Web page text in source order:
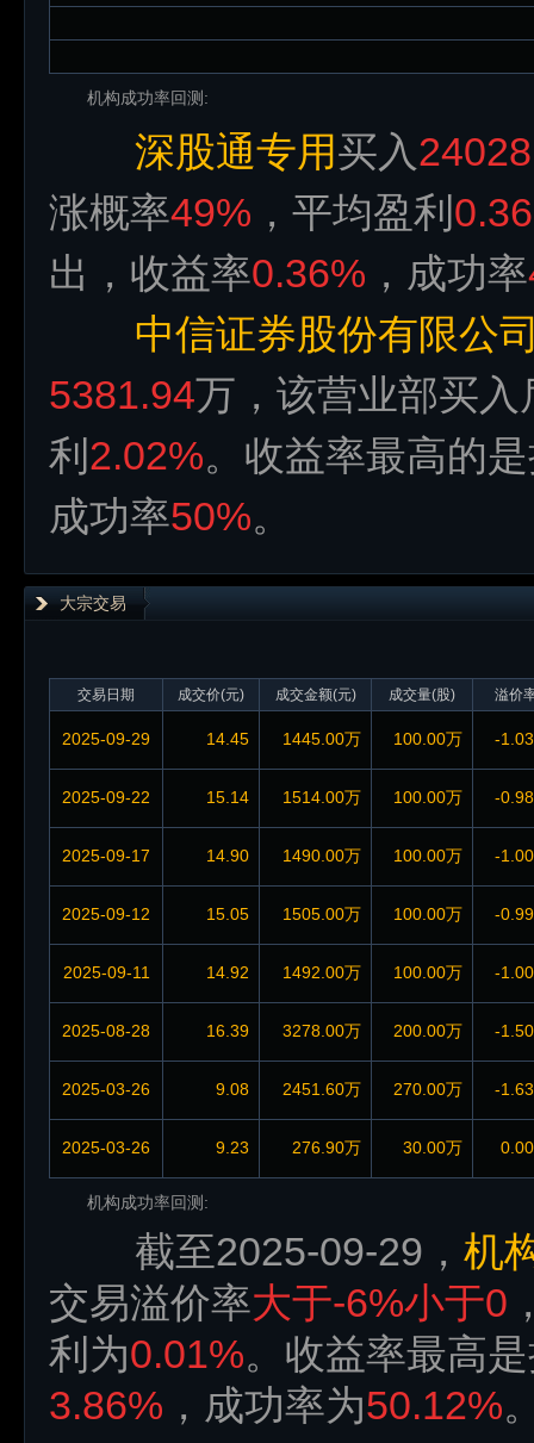
机构成功率回测:
深股通专用买入
涨概率49% ，平均盈利
出，收益率0.36% ，成功率
中信证券股份有限公
5381.94万，该营业部买
利 2.02%。收益率最高的
成功率50%。
大宗交易
交易日期 成交价(元) 成交金额(元) 成交量(股) 溢价
2025-09-29 14.45 1445.00万 100.00万 -
2025-09-22 15.14 1514.00万 100.00万 -
2025-09-17 14.90 1490.00万 100.00万 -
2025-09-12 15.05 1505.00万 100.00万 -
2025-09-11 14.92 1492.00万 100.00万 -
2025-08-28 16.39 3278.00万 200.00万 -
2025-03-26 9.08 2451.60万 270.00万 -
2025-03-26 9.23 276.90万 30.00万
机构成功率回测:
截至2025-09-29， 机
交易溢价率大于-6%小于0
利为0.01%。收益率最高
3.86% ，成功率为50.12%